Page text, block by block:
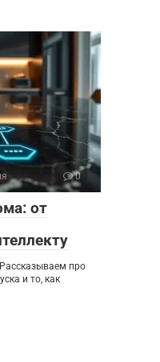
0
от
про
и то, как